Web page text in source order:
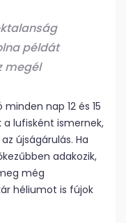
példát
megél
nap 12 és 15
a lufisként ismernek,
újságárulás. Ha
adakozik,
még
héliumot is fújok